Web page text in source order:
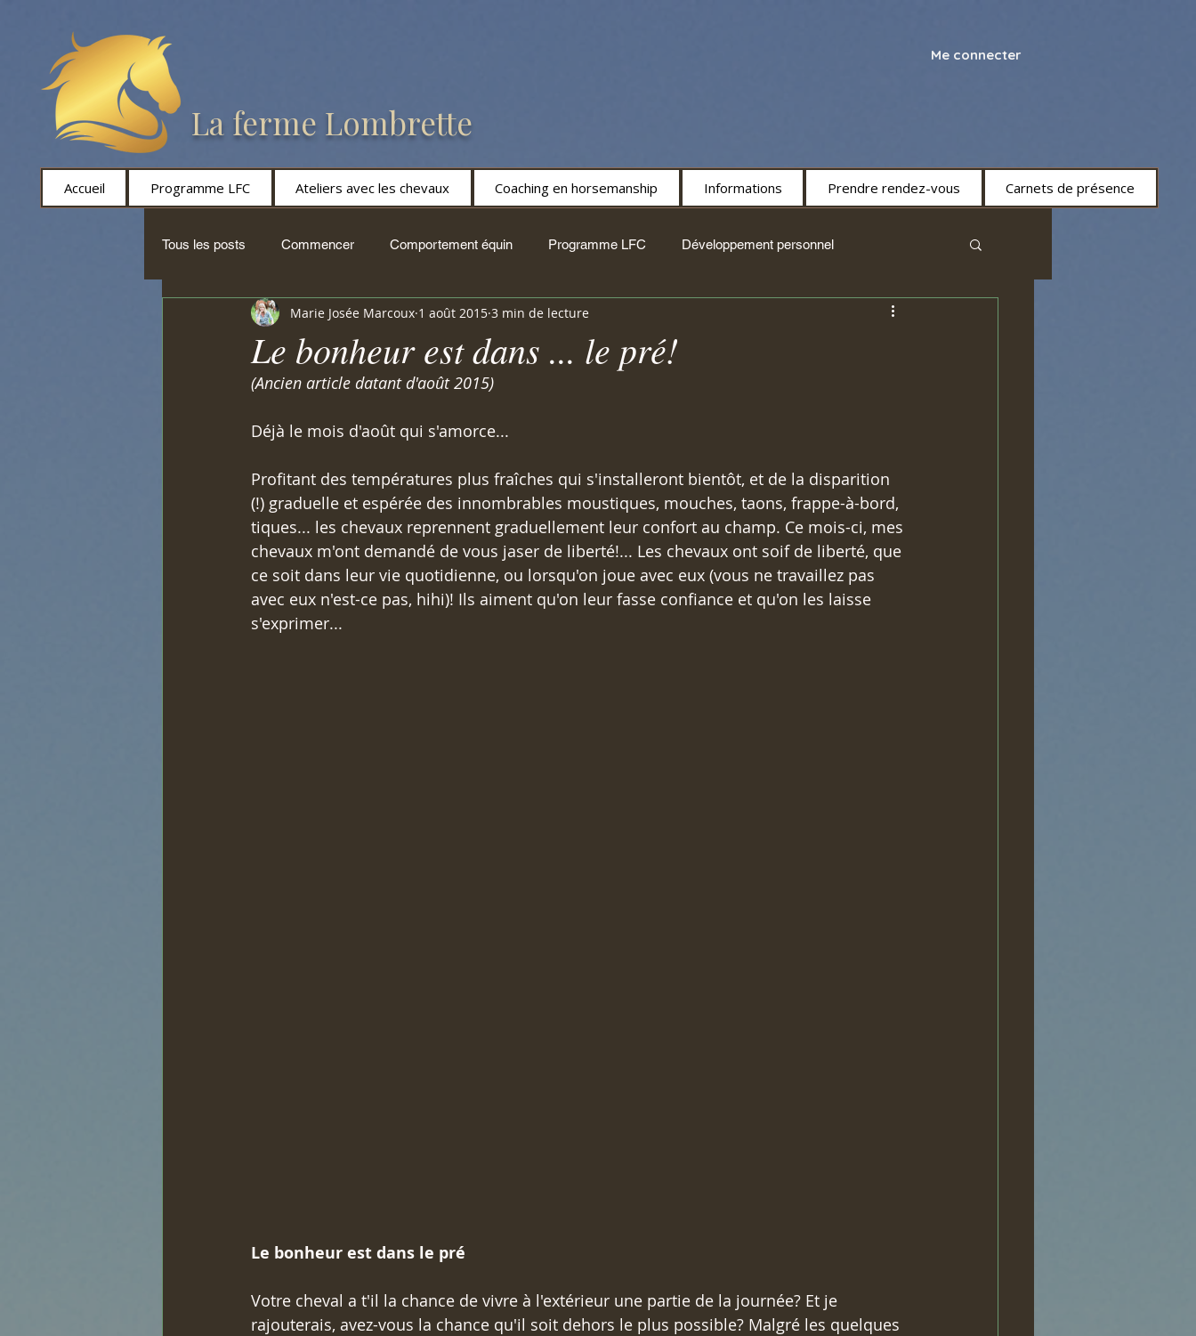
Me connecter
La ferme Lombrette
Accueil Programme LFC Ateliers avec les chevaux Coaching en horsemanship Informations Prendre rendez-vous Carnets de présence
Tous les posts Commencer Comportement équin Programme LFC Développement personnel
horsemanship Mieux-être facilité par le cheval Entraînement
Le bonheur est dans ... le pré!
Marie Josée Marcoux 1 août 2015 3 min de lecture
(Ancien article datant d'août 2015)
Déjà le mois d'août qui s'amorce...
Profitant des températures plus fraîches qui s'installeront bientôt, et de la disparition
(!) graduelle et espérée des innombrables moustiques, mouches, taons, frappe-à-bord,
tiques... les chevaux reprennent graduellement leur confort au champ. Ce mois-ci, mes
chevaux m'ont demandé de vous jaser de liberté!... Les chevaux ont soif de liberté, que
ce soit dans leur vie quotidienne, ou lorsqu'on joue avec eux (vous ne travaillez pas
avec eux n'est-ce pas, hihi)! Ils aiment qu'on leur fasse confiance et qu'on les laisse
s'exprimer...
Le bonheur est dans le pré
Votre cheval a t'il la chance de vivre à l'extérieur une partie de la journée? Et je
rajouterais, avez-vous la chance qu'il soit dehors le plus possible? Malgré les quelques